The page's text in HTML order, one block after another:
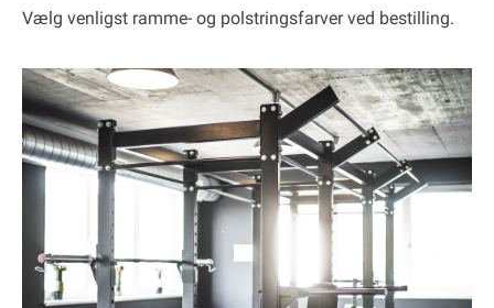
Vælg venligst ramme- og polstringsfarver ved bestilling.